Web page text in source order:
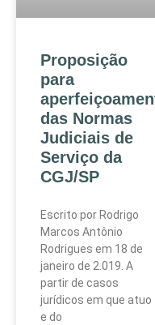
Proposição
para
das Normas
Judiciais de
Serviço da
CGJ/SP
Escrito por Rodrigo
Marcos Antônio
Rodrigues em 18 de
janeiro de 2.019. A
partir de casos
jurídicos em que atuo
e do